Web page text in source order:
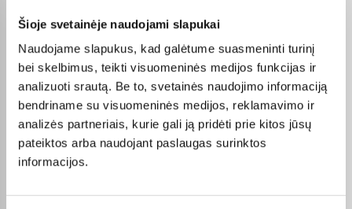
Šioje svetainėje naudojami slapukai
Naudojame slapukus, kad galėtume suasmeninti turinį
bei skelbimus, teikti visuomeninės medijos funkcijas ir
analizuoti srautą. Be to, svetainės naudojimo informaciją
bendriname su visuomeninės medijos, reklamavimo ir
analizės partneriais, kurie gali ją pridėti prie kitos jūsų
pateiktos arba naudojant paslaugas surinktos
informacijos.
Papildomi pasirinkimai ir prekių savybių filtrai padeda patogiai
susiaurinti asortimentą ir greičiau rasti tinkamą prekę.
Peržiūrėkite „NiveaBarzdos priežiūrai“ pasiūlymus BIGBOX.LT,
palyginkite prekes ir pirkite internetu patogiai. Pasirinktą
prekę pristatysime per jos aprašyme nurodytą terminą.